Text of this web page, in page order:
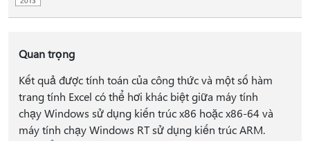
Quan trọng
Kết quả được tính toán của công thức và một số hàm
trang tính Excel có thể hơi khác biệt giữa máy tính
chạy Windows sử dụng kiến trúc x86 hoặc x86-64 và
máy tính chạy Windows RT sử dụng kiến trúc ARM.